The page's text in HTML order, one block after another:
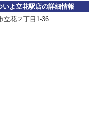
よ立花駅店の詳細情報
立花２丁目1-36